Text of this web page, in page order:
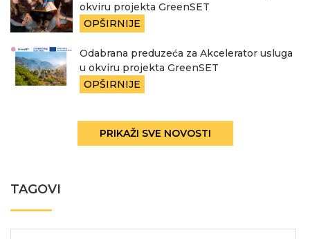
okviru projekta GreenSET
OPŠIRNIJE
Odabrana preduzeća za Akcelerator usluga
u okviru projekta GreenSET
OPŠIRNIJE
PRIKAŽI SVE NOVOSTI
TAGOVI